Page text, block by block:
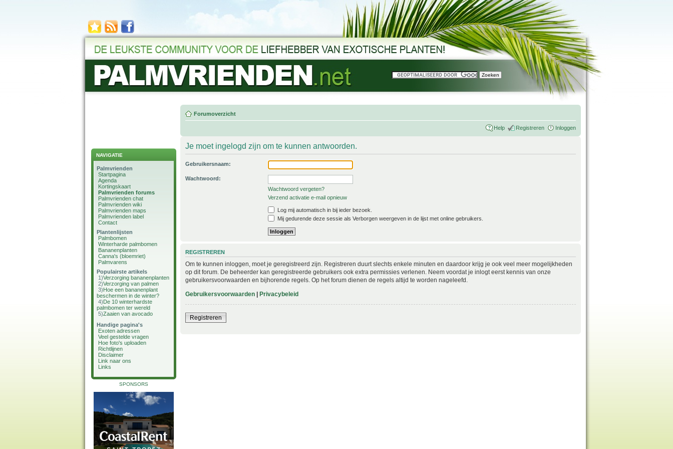
NAVIGATIE
Palmvrienden
Startpagina
Agenda
Kortingskaart
Palmvrienden forums
Palmvrienden chat
Palmvrienden wiki
Palmvrienden maps
Palmvrienden label
Contact
Plantenlijsten
Palmbomen
Winterharde palmbomen
Bananenplanten
Canna's (bloemriet)
Palmvarens
Populairste artikels
1)Verzorging bananenplanten
2)Verzorging van palmen
3)Hoe een bananenplant
beschermen in de winter?
4)De 10 winterhardste
palmbomen ter wereld
5)Zaaien van avocado
Handige pagina's
Exoten adressen
Veel gestelde vragen
Hoe foto's uploaden
Richtlijnen
Disclaimer
Link naar ons
Links
SPONSORS
Forumoverzicht
Help Registreren Inloggen
Je moet ingelogd zijn om te kunnen antwoorden.
Gebruikersnaam:
Wachtwoord:
Wachtwoord vergeten?
Verzend activatie e-mail opnieuw
Log mij automatisch in bij ieder bezoek.
Mij gedurende deze sessie als Verborgen weergeven in de lijst met online gebruikers.
REGISTREREN
Om te kunnen inloggen, moet je geregistreerd zijn. Registreren duurt slechts enkele minuten en daardoor krijg je ook veel meer mogelijkheden
op dit forum. De beheerder kan geregistreerde gebruikers ook extra permissies verlenen. Neem voordat je inlogt eerst kennis van onze
gebruikersvoorwaarden en bijhorende regels. Op het forum dienen de regels altijd te worden nageleefd.
Gebruikersvoorwaarden | Privacybeleid
Registreren